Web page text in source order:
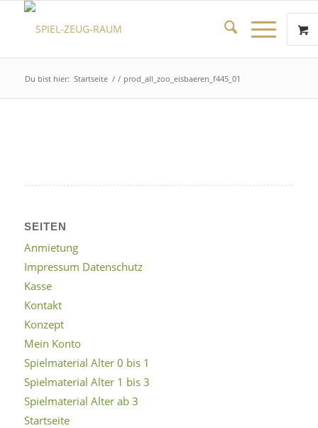
Du bist hier: Startseite / / prod_all_zoo_eisbaeren_f445_01
SEITEN
Anmietung
Impressum Datenschutz
Kasse
Kontakt
Konzept
Mein Konto
Spielmaterial Alter 0 bis 1
Spielmaterial Alter 1 bis 3
Spielmaterial Alter ab 3
Startseite